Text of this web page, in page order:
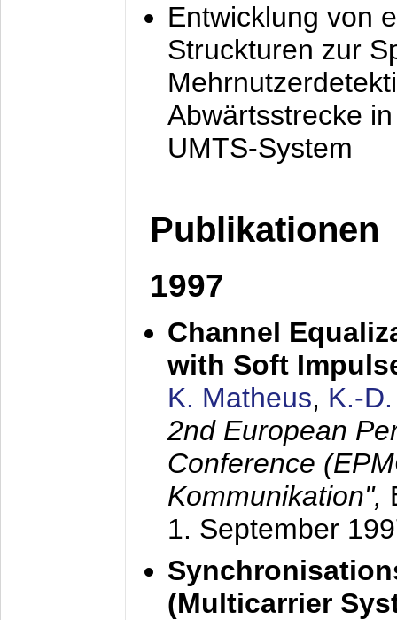
Entwicklung von
Struckturen zur
Abwärtsstrecke
UMTS-System
Publikationen
1997
Channel
with Soft
K. Matheus, K.-
2nd European
Conference
Kommunikation",
1. September
(Multicarrier